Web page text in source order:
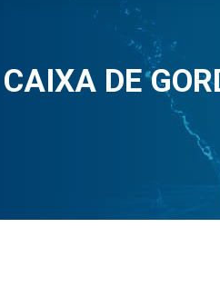
DE